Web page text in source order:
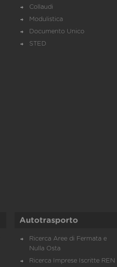
Collaudi
Modulistica
Documento Unico
STED
Autotrasporto
Ricerca Aree di Fermata e
Nulla Osta
Ricerca Imprese Iscritte REN